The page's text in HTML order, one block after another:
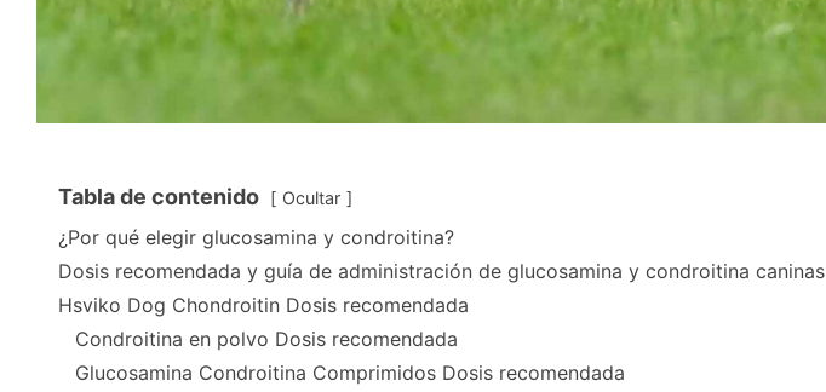
Tabla de contenido Ocultar
¿Por qué elegir glucosamina y condroitina?
Dosis recomendada y guía de administración de glucosamina y condroitina caninas
Hsviko Dog Chondroitin Dosis recomendada
Condroitina en polvo Dosis recomendada
Glucosamina Condroitina Comprimidos Dosis recomendada